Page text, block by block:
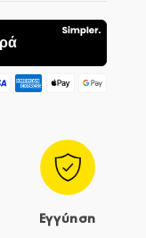
Εγγύηση